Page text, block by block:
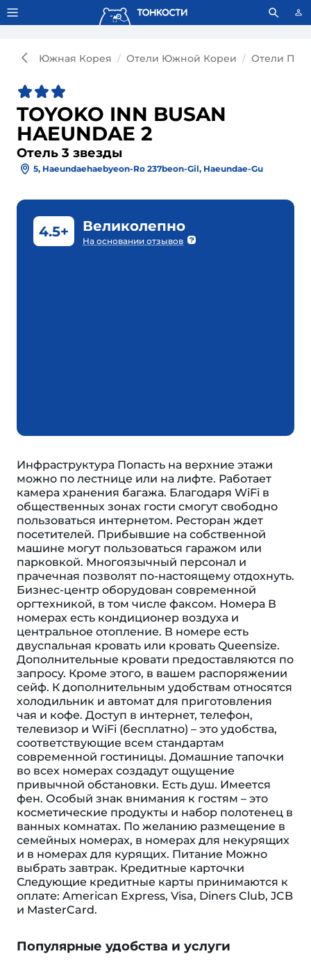
Тонкости используют сookie-файлы. Что это значит?
Южная Корея Отели Южной Кореи Отели
TOYOKO INN BUSAN
HAEUNDAE 2
Отель 3 звезды
5, Haeundaehaebyeon-Ro 237beon-Gil, Haeundae-Gu
4.5+ Великолепно
На основании отзывов
Инфраструктура Попасть на верхние этажи
можно по лестнице или на лифте. Работает
камера хранения багажа. Благодаря WiFi в
общественных зонах гости смогут свободно
пользоваться интернетом. Ресторан ждет
посетителей. Прибывшие на собственной
машине могут пользоваться гаражом или
парковкой. Многоязычный персонал и
прачечная позволят по-настоящему отдохнуть.
Бизнес-центр оборудован современной
оргтехникой, в том числе факсом. Номера В
номерах есть кондиционер воздуха и
центральное отопление. В номере есть
двуспальная кровать или кровать Queensize.
Дополнительные кровати предоставляются по
запросу. Кроме этого, в вашем распоряжении
сейф. К дополнительным удобствам относятся
холодильник и автомат для приготовления
чая и кофе. Доступ в интернет, телефон,
телевизор и WiFi (бесплатно) – это удобства,
соответствующие всем стандартам
современной гостиницы. Домашние тапочки
во всех номерах создадут ощущение
привычной обстановки. Eсть душ. Имеется
фен. Особый знак внимания к гостям – это
косметические продукты и набор полотенец в
ванных комнатах. По желанию размещение в
семейных номерах, в номерах для некурящих
и в номерах для курящих. Питание Можно
выбрать завтрак. Кредитные карточки
Следующие кредитные карты принимаются к
оплате: American Express, Visa, Diners Club, JCB
и MasterCard.
Популярные удобства и услуги